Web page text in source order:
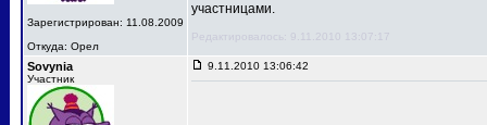
Зарегистрирован: 11.08.2009
Откуда: Орел
участницами.
Редактировалось: 9.11.2010 13:07:17
Sovynia
Участник
9.11.2010 13:06:42